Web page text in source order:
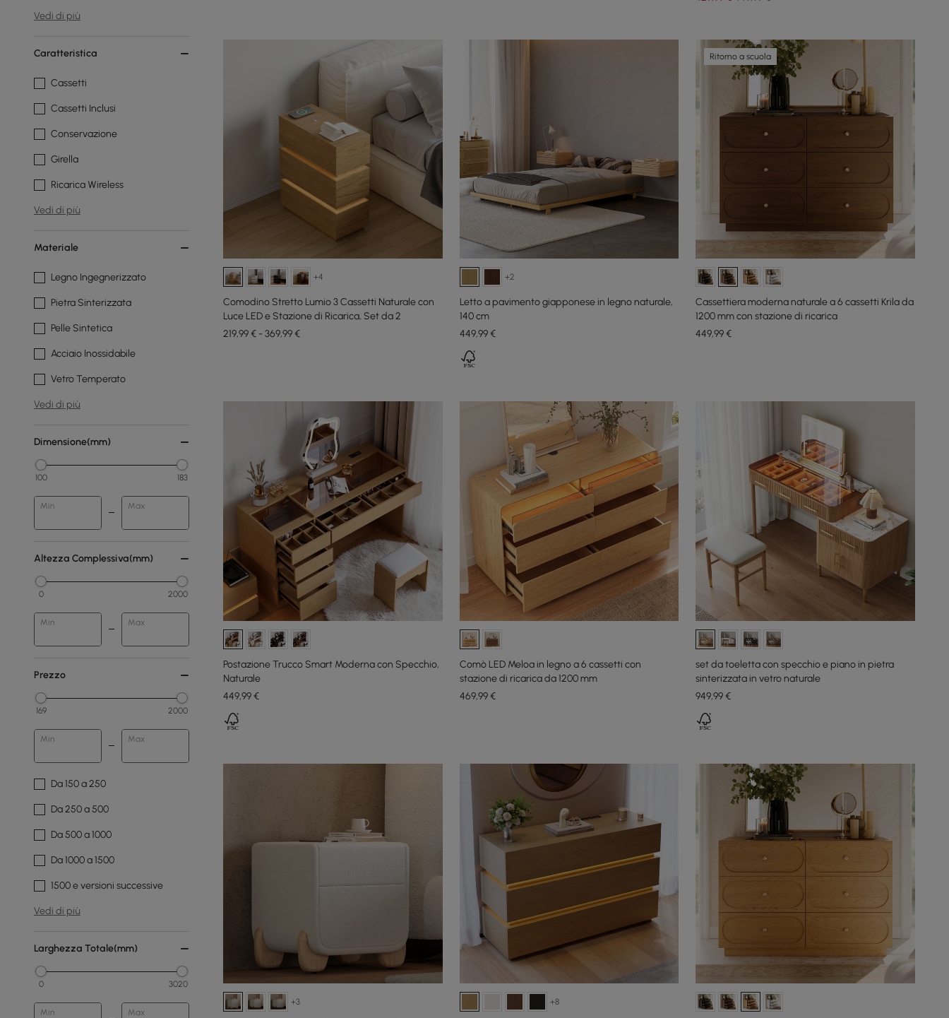
Vedi di più
Caratteristica
Cassetti
Cassetti Inclusi
Conservazione
Girella
Ricarica Wireless
Vedi di più
Materiale
Legno Ingegnerizzato
Pietra Sinterizzata
Pelle Sintetica
Acciaio Inossidabile
Vetro Temperato
Vedi di più
Dimensione(mm)
100 183
Min Max
Altezza Complessiva(mm)
0 2000
Min Max
Prezzo
169 2000
Min Max
Da 150 a 250
Da 250 a 500
Da 500 a 1000
Da 1000 a 1500
1500 e versioni successive
Vedi di più
Larghezza Totale(mm)
0 3020
Min Max
+4
Comodino Stretto Lumio 3 Cassetti Naturale con
Luce LED e Stazione di Ricarica, Set da 2
219,99 € - 369,99 €
+2
Letto a pavimento giapponese in legno naturale,
140 cm
449,99€
Ritorno a scuola
Cassettiera moderna naturale a 6 cassetti Krila da
1200 mm con stazione di ricarica
449,99€
Postazione Trucco Smart Moderna con Specchio,
Naturale
449,99€
Comò LED Meloa in legno a 6 cassetti con
stazione di ricarica da 1200 mm
469,99€
set da toeletta con specchio e piano in pietra
sinterizzata in vetro naturale
949,99€
+3 +8